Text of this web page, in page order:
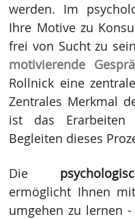
werden. Im
Ihre Motive zu
frei von Sucht zu
motivierende
Rollnick eine
Zentrales Merkmal
ist das
Begleiten dieses
Die
ermöglicht Ihnen
umgehen zu lernen